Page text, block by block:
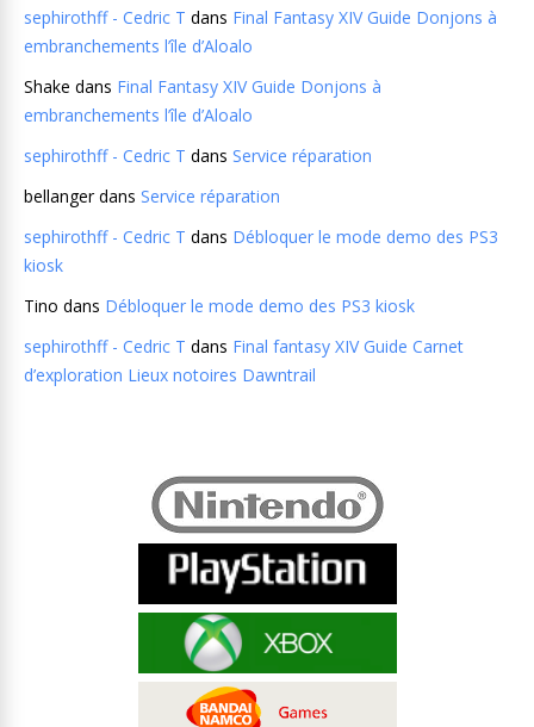
sephirothff - Cedric T dans Final Fantasy XIV Guide Donjons à
embranchements l’île d’Aloalo
Shake dans Final Fantasy XIV Guide Donjons à
embranchements l’île d’Aloalo
sephirothff - Cedric T dans Service réparation
bellangerdans Service réparation
sephirothff - Cedric T dans Débloquer le mode demo des PS3
kiosk
Tino dans Débloquer le mode demo des PS3 kiosk
sephirothff - Cedric T dans Final fantasy XIV Guide Carnet
d’exploration Lieux notoires Dawntrail